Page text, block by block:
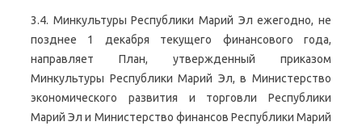
3.4. Минкультуры Республики Марий Эл ежегодно, не
позднее 1 декабря текущего финансового года,
направляет План, утвержденный приказом
Минкультуры Республики Марий Эл, в Министерство
экономического развития и торговли Республики
Марий Эл и Министерство финансов Республики Марий